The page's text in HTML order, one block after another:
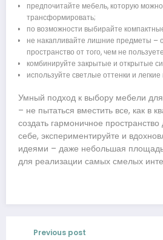
предпочитайте мебель, которую
трансформировать;
по возможности выбирайте
не накапливайте лишние предметы –
пространство от того, чем не
комбинируйте закрытые и открытые
используйте светлые оттенки и
Умный подход к выбору мебели
– не пытаться вместить все, как в
создать гармоничное
себе, экспериментируйте и
идеями – даже небольшая
для реализации самых смелых
Previous post